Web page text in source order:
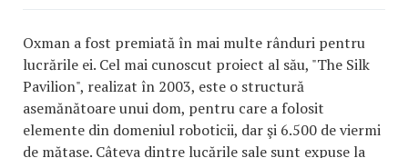
Oxman a fost premiată în mai multe rânduri pentru
lucrările ei. Cel mai cunoscut proiect al său, "The Silk
Pavilion", realizat în 2003, este o structură
asemănătoare unui dom, pentru care a folosit
elemente din domeniul roboticii, dar şi 6.500 de viermi
de mătase. Câteva dintre lucările sale sunt expuse la